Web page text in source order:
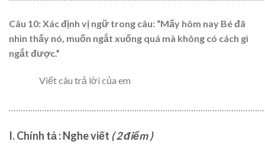
Câu 10:Xác định vị ngữ trong câu: “Mấy hôm nay Bé đã
nhìn thấy nó, muốn ngắt xuống quá mà không có cách gì
ngắt được.”
Viết câu trả lời của em
I. Chính tả : Nghe viết ( 2 điểm )